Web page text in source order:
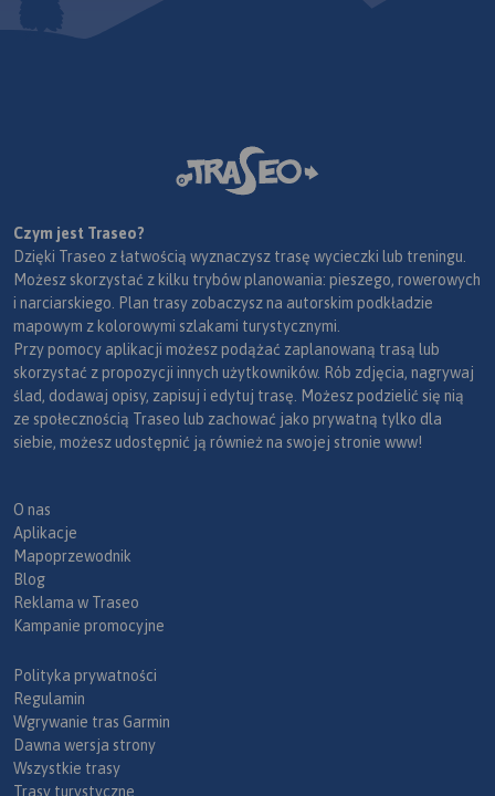
Czym jest Traseo?
Dzięki Traseo z łatwością wyznaczysz trasę wycieczki lub treningu.
Możesz skorzystać z kilku trybów planowania: pieszego, rowerowych
i narciarskiego. Plan trasy zobaczysz na autorskim podkładzie
mapowym z kolorowymi szlakami turystycznymi.
Przy pomocy aplikacji możesz podążać zaplanowaną trasą lub
skorzystać z propozycji innych użytkowników. Rób zdjęcia, nagrywaj
ślad, dodawaj opisy, zapisuj i edytuj trasę. Możesz podzielić się nią
ze społecznością Traseo lub zachować jako prywatną tylko dla
siebie, możesz udostępnić ją również na swojej stronie www!
O nas
Aplikacje
Mapoprzewodnik
Blog
Reklama w Traseo
Kampanie promocyjne
Polityka prywatności
Regulamin
Wgrywanie tras Garmin
Dawna wersja strony
Wszystkie trasy
Trasy turystyczne